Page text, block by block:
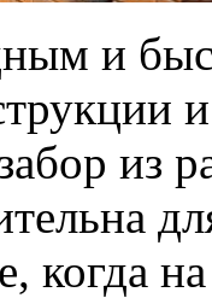
и
из
когда